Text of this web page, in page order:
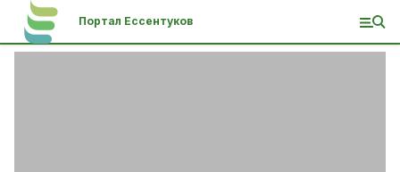
Портал Ессентуков